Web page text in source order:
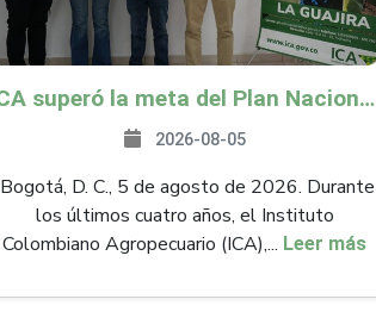
ICA superó la meta del Plan Nacional de Desarrollo y abrió 61 mercados internacionales
2026-08-05
Bogotá, D. C., 5 de agosto de 2026. Durante
los últimos cuatro años, el Instituto
Colombiano Agropecuario (ICA),... Leer más